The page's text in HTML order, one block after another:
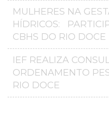
MULHERES NA
HÍDRICOS:
CBHS DO RIO DOCE
IEF REALIZA
ORDENAMENTO
RIO DOCE